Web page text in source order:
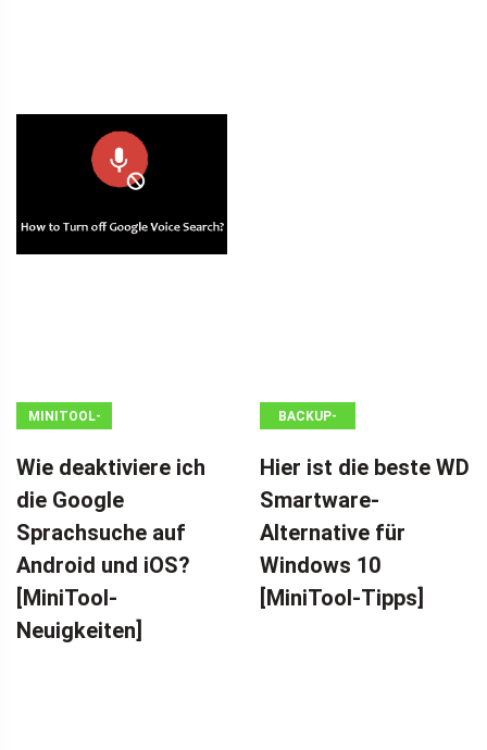
MINITOOL-
Wie deaktiviere ich
die Google
Sprachsuche auf
Android und iOS?
[MiniTool-
Neuigkeiten]
BACKUP-
Hier ist die beste WD
Smartware-
Alternative für
Windows 10
[MiniTool-Tipps]